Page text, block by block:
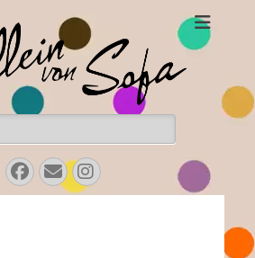
Frollein von Sofa
und Accessoires
Facebook
E-
Mail
Instagram